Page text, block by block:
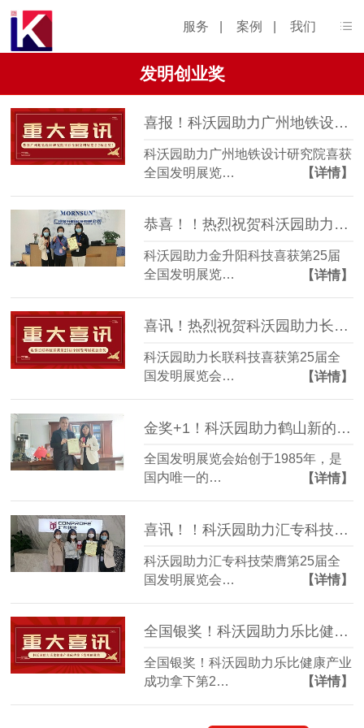
服务 案例 我们
发明创业奖
喜报！科沃园助力广州地铁设计研究院喜获全国发明展览会2项金奖！！
科沃园助力广州地铁设计研究院喜获
全国发明展览…
【详情】
恭喜！！热烈祝贺科沃园助力金升阳科技喜获第25届全国发明展览会金奖
科沃园助力金升阳科技喜获第25届
全国发明展览…
【详情】
喜讯！热烈祝贺科沃园助力长联科技喜获第25届全国发明展览会金奖
科沃园助力长联科技喜获第25届全
国发明展览会…
【详情】
金奖+1！科沃园助力鹤山新的喜获第25届发明展览会发明创业奖金奖
全国发明展览会始创于1985年，是
国内唯一的…
【详情】
喜讯！！科沃园助力汇专科技荣膺第25届全国发明展览会银奖
科沃园助力汇专科技荣膺第25届全
国发明展览会…
【详情】
全国银奖！科沃园助力乐比健康产业成功拿下第25届发明展览会发明创业奖！
全国银奖！科沃园助力乐比健康产业
成功拿下第2…
【详情】